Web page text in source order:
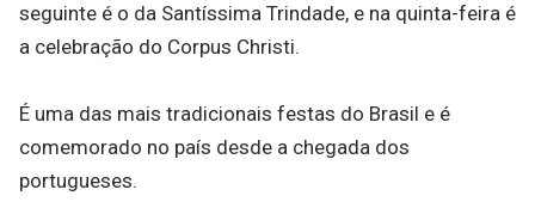
seguinte é o da Santíssima Trindade, e na quinta-feira é
a celebração do Corpus Christi.
É uma das mais tradicionais festas do Brasil e é
comemorado no país desde a chegada dos
portugueses.